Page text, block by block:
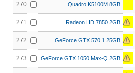
270 Quadro K5100M 8GB
271 Radeon HD 7850 2GB
272 GeForce GTX 570 1.25GB
273 GeForce GTX 1050 Max-Q 2GB